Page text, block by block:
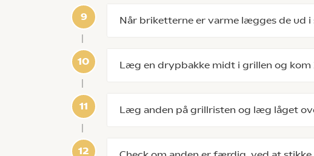
Når briketterne er varme lægges de ud i
Læg en drypbakke midt i grillen og kom
Læg anden på grillristen og læg låget